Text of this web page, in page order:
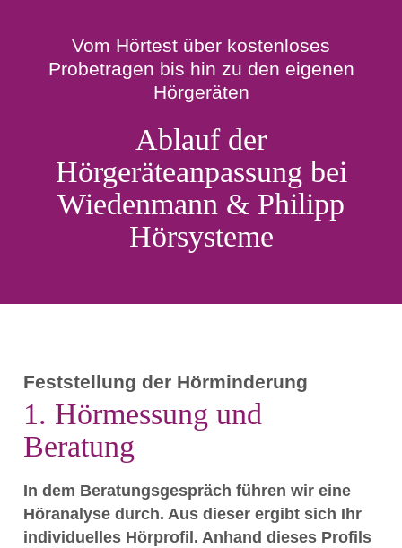
Vom Hörtest über kostenloses
Probetragen bis hin zu den eigenen
Hörgeräten
Ablauf der
Hörgeräteanpassung bei
Wiedenmann & Philipp
Hörsysteme
Feststellung der Hörminderung
1. Hörmessung und
Beratung
In dem Beratungsgespräch führen wir eine
Höranalyse durch. Aus dieser ergibt sich Ihr
individuelles Hörprofil. Anhand dieses Profils